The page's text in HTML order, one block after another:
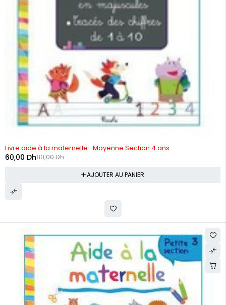
-25%
Livre aide à la maternelle- Moyenne Section 4 ans
80,00Dh
60,00 Dh
AJOUTER AU PANIER